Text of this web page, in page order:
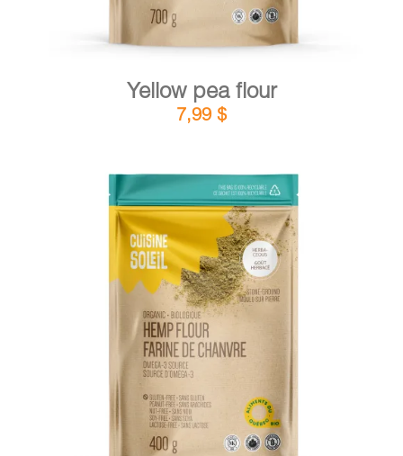
Yellow pea flour
7,99 $
ADD TO CART